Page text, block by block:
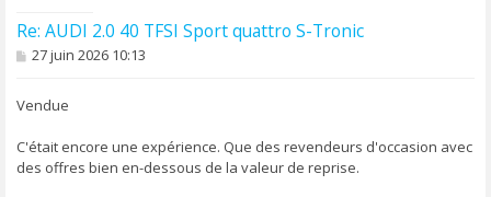
Re: AUDI 2.0 40 TFSI Sport quattro S-Tronic
M
s
e
27 juin 2026 10:13
Vendue
C'était encore une expérience. Que des revendeurs d'occasion avec
des offres bien en-dessous de la valeur de reprise.